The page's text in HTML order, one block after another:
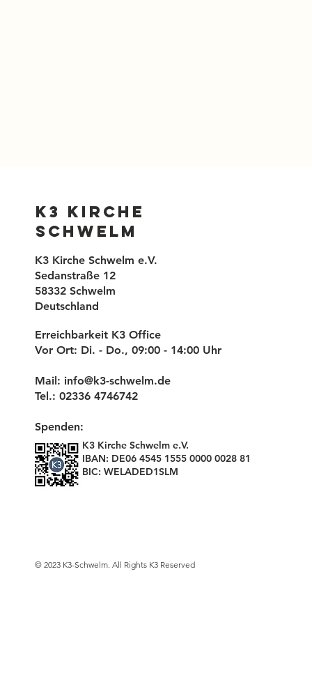
K3 Kirche
Schwelm
K3 Kirche Schwelm e.V.
Sedanstraße 12
58332 Schwelm
Deutschland
Erreichbarkeit K3 Office
Vor Ort: Di. - Do., 09:00 - 14:00 Uhr
Mail: info@k3-schwelm.de
Tel.: 02336 4746742
Spenden:
K3 Kirche Schwelm e.V.
IBAN: DE06 4545 1555 0000 0028 81
BIC: WELADED1SLM
© 2023 K3-Schwelm. All Rights K3 Reserved